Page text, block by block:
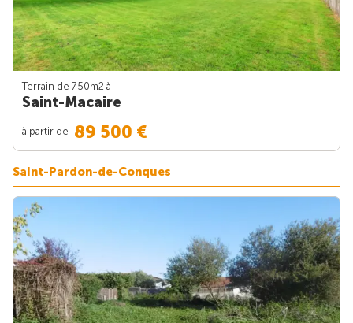
Terrain de 750m2 à
Saint-Macaire
à partir de 89 500 €
Saint-Pardon-de-Conques